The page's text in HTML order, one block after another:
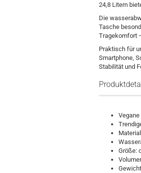
24,8 Litern
Die
Tasche
Tragekomfort
Praktisch für
Smartphone,
Stabilität und
Größe: